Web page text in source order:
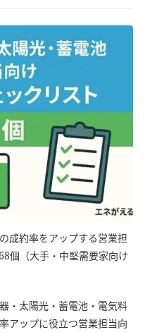
成約率をアップする営業担
個（大手・中堅需要家向け
・太陽光・蓄電池・電気料
アップに役立つ営業担当向